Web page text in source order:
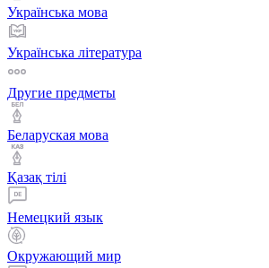
Українська мова
Українська література
Другие предметы
Беларуская мова
Қазақ тiлi
Немецкий язык
Окружающий мир